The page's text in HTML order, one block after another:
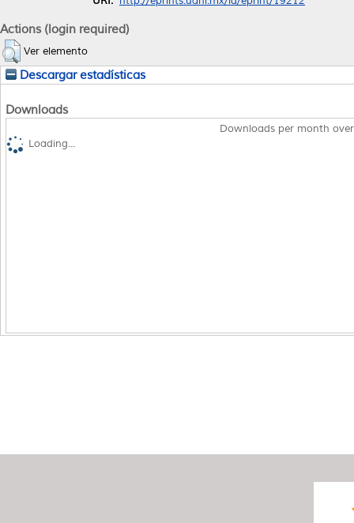
Actions (login required)
Ver elemento
Descargar estadísticas
Downloads
Downloads per month
Loading...